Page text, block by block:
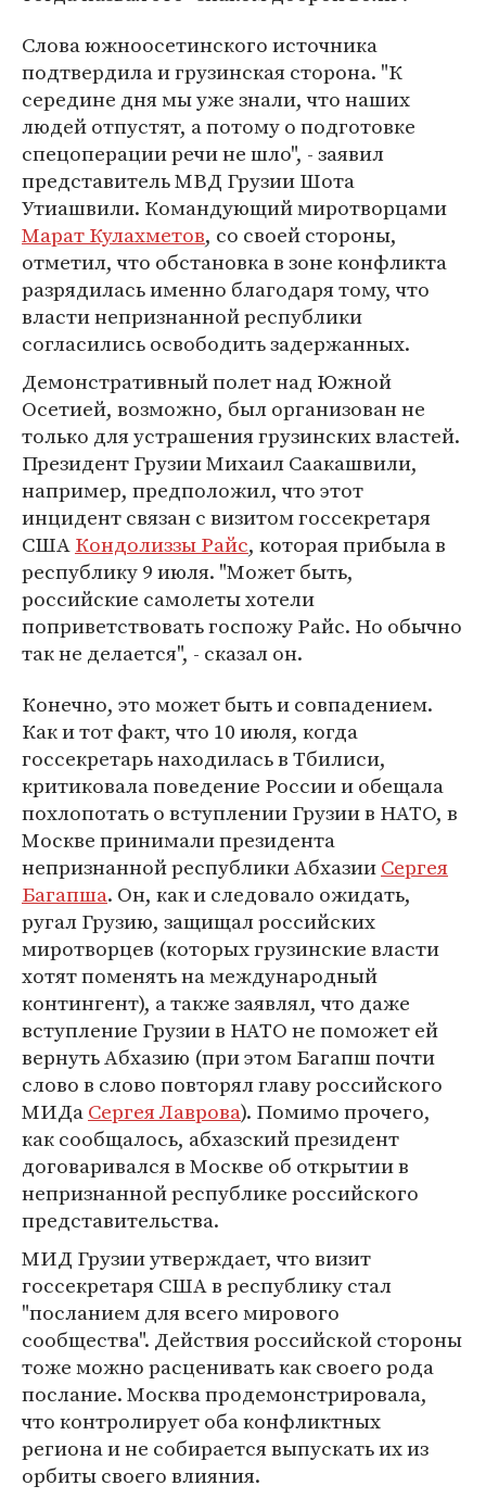
Слова южноосетинского источника
подтвердила и грузинская сторона. "К
середине дня мы уже знали, что наших
людей отпустят, а потому о подготовке
спецоперации речи не шло", - заявил
представитель МВД Грузии Шота
Утиашвили. Командующий миротворцами
Марат Кулахметов, со своей стороны,
отметил, что обстановка в зоне конфликта
разрядилась именно благодаря тому, что
власти непризнанной республики
согласились освободить задержанных.
Демонстративный полет над Южной
Осетией, возможно, был организован не
только для устрашения грузинских властей.
Президент Грузии Михаил Саакашвили,
например, предположил, что этот
инцидент связан с визитом госсекретаря
СШАКондолиззы Райс, которая прибыла в
республику 9 июля. "Может быть,
российские самолеты хотели
поприветствовать госпожу Райс. Но обычно
так не делается", - сказал он.
Конечно, это может быть и совпадением.
Как и тот факт, что 10 июля, когда
госсекретарь находилась в Тбилиси,
критиковала поведение России и обещала
похлопотать о вступлении Грузии в НАТО, в
Москве принимали президента
непризнанной республики АбхазииСергея
Багапша. Он, как и следовало ожидать,
ругал Грузию, защищал российских
миротворцев (которых грузинские власти
хотят поменять на международный
контингент), а также заявлял, что даже
вступление Грузии в НАТО не поможет ей
вернуть Абхазию (при этом Багапш почти
слово в слово повторял главу российского
МИДаСергея Лаврова). Помимо прочего,
как сообщалось, абхазский президент
договаривался в Москве об открытии в
непризнанной республике российского
представительства.
МИД Грузии утверждает, что визит
госсекретаря США в республику стал
"посланием для всего мирового
сообщества". Действия российской стороны
тоже можно расценивать как своего рода
послание. Москва продемонстрировала,
что контролирует оба конфликтных
региона и не собирается выпускать их из
орбиты своего влияния.